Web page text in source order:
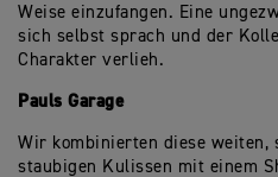
Weise einzufangen. Eine
sich selbst sprach und der
Charakter verlieh.
Pauls Garage
Wir kombinierten diese weiten,
staubigen Kulissen mit einem